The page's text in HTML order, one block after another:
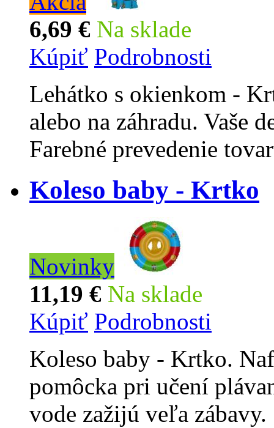
6,69 € Na sklade
Kúpiť Podrobnosti
Lehátko s okienkom -
alebo na záhradu. Vaše
Farebné prevedenie
Koleso baby - Krtko
Novinky
11,19 € Na sklade
Kúpiť Podrobnosti
Koleso baby - Krtko.
pomôcka pri učení
vode zažijú veľa zábavy.